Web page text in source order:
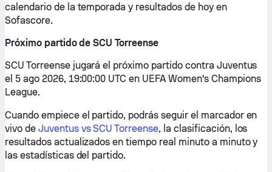
calendario de la temporada y resultados de hoy en
Sofascore.
Próximo partido de SCU Torreense
SCU Torreense jugará el próximo partido contra Juventus
el 5 ago 2026, 19:00:00 UTC en UEFA Women's Champions
League.
Cuando empiece el partido, podrás seguir el marcador en
vivo de Juventus vs SCU Torreense, la clasificación, los
resultados actualizados en tiempo real minuto a minuto y
las estadísticas del partido.